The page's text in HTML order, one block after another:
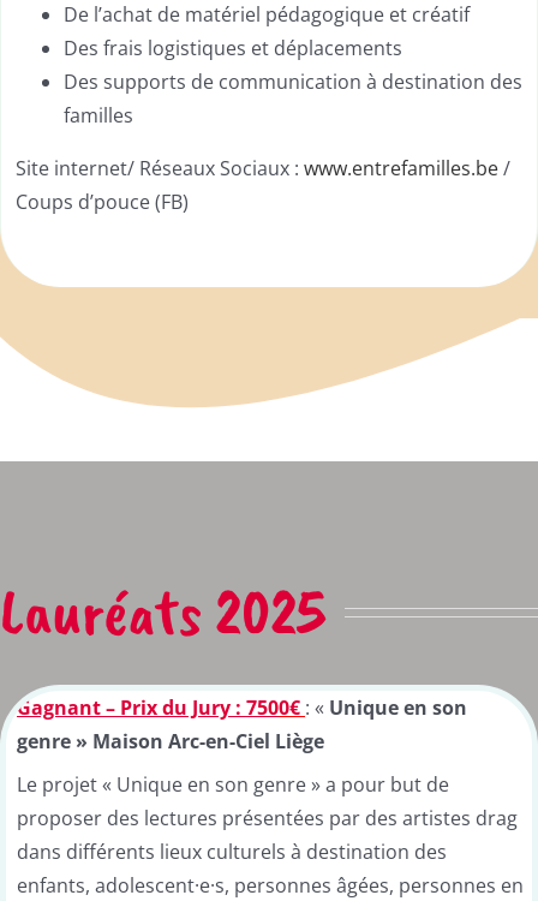
De l’achat de matériel pédagogique et créatif
Des frais logistiques et déplacements
Des supports de communication à destination des
familles
Site internet/ Réseaux Sociaux : www.entrefamilles.be/
Coups d’pouce (FB)
Lauréats 2025
Gagnant – Prix du Jury : 7500€ : « Unique en son
genre » Maison Arc-en-Ciel Liège
Le projet « Unique en son genre » a pour but de
proposer des lectures présentées par des artistes drag
dans différents lieux culturels à destination des
enfants, adolescent·e·s, personnes âgées, personnes en